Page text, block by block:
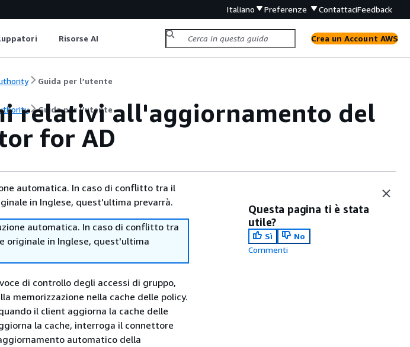
Italiano Preferenze ContattaciFeedback
Risorse AI Crea un Account AWS
Guida per l’utente
Guida per l’utente
relativi all'aggiornamento del
for AD
automatica. In caso di conflitto tra il
in Inglese, quest'ultima prevarrà.
automatica. In caso di conflitto tra
originale in Inglese, quest'ultima
di controllo degli accessi di gruppo,
memorizzazione nella cache delle policy.
il client aggiorna la cache delle
la cache, interroga il connettore
automatico della
Questa pagina ti è stata
utile?
Sì
No
Commenti